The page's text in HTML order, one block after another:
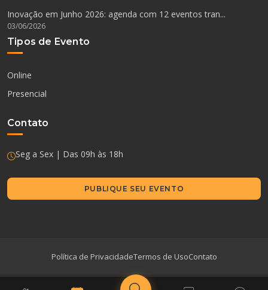
Inovação em Junho 2026: agenda com 12 eventos tran...
03/06/2026
Tipos de Evento
Online
Presencial
Contato
Seg a Sex | Das 09h às 18h
PUBLIQUE SEU EVENTO
Política de PrivacidadeTermos de UsoContato